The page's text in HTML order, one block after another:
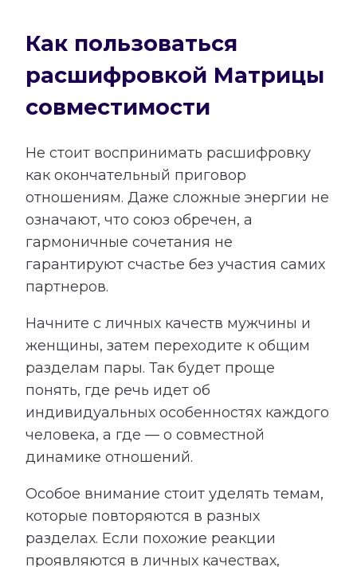
Как пользоваться
расшифровкой Матрицы
совместимости
Не стоит воспринимать расшифровку
как окончательный приговор
отношениям. Даже сложные энергии не
означают, что союз обречен, а
гармоничные сочетания не
гарантируют счастье без участия самих
партнеров.
Начните с личных качеств мужчины и
женщины, затем переходите к общим
разделам пары. Так будет проще
понять, где речь идет об
индивидуальных особенностях каждого
человека, а где — о совместной
динамике отношений.
Особое внимание стоит уделять темам,
которые повторяются в разных
разделах. Если похожие реакции
проявляются в личных качествах,